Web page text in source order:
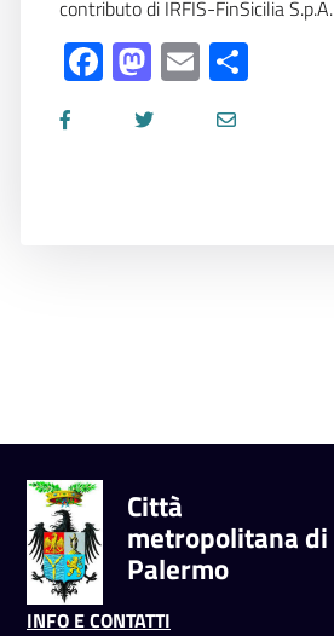
contributo di IRFIS-FinSicilia S.p.A.
Facebook
Mastodon
Email
Città
metropolitana di
Palermo
INFO E CONTATTI